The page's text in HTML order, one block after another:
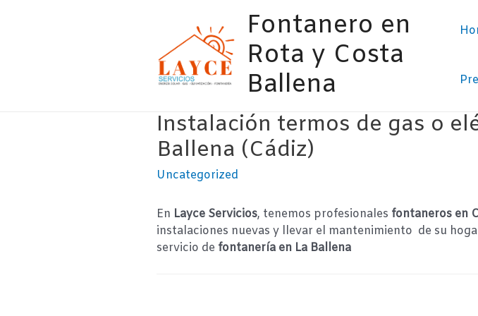
Fontanero en
Rota y Costa
Ballena
Instalación termos de gas o
Ballena (Cádiz)
Uncategorized
En Layce Servicios, tenemos profesionales fontaneros en
instalaciones nuevas y llevar el mantenimiento de su
servicio de fontanería en La Ballena